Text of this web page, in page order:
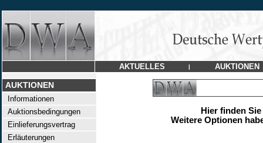
AKTUELLES | AUKTIONEN
AUKTIONEN
Informationen
Auktionsbedingungen
Einlieferungsvertrag
Erläuterungen
Hier finden
Weitere Optionen